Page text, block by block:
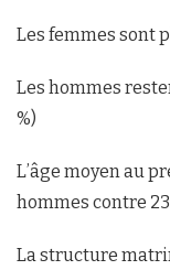
Les femmes sont
Les hommes
%)
L’âge moyen au
hommes contre
La structure